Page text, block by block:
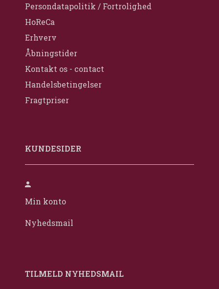
Persondatapolitik / Fortrolighed
HoReCa
Erhverv
Åbningstider
Kontakt os - contact
Handelsbetingelser
Fragtpriser
KUNDESIDER
Min konto
Nyhedsmail
TILMELD NYHEDSMAIL